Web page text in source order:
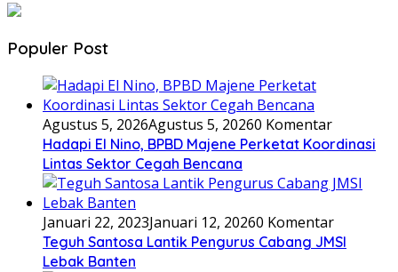
Populer Post
Agustus 5, 2026Agustus 5, 20260 Komentar
Hadapi El Nino, BPBD Majene Perketat Koordinasi
Lintas Sektor Cegah Bencana
Januari 22, 2023Januari 12, 20260 Komentar
Teguh Santosa Lantik Pengurus Cabang JMSI
Lebak Banten